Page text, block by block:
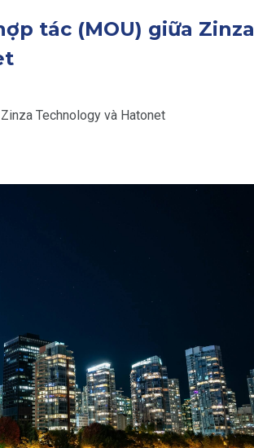
tác (MOU) giữa Zinza
Technology và Hatonet